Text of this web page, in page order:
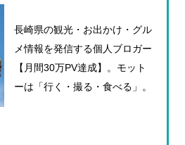
長崎県の観光・お出かけ・グル
メ情報を発信する個人ブロガー
【月間30万PV達成】。モット
ーは「行く・撮る・食べる」。